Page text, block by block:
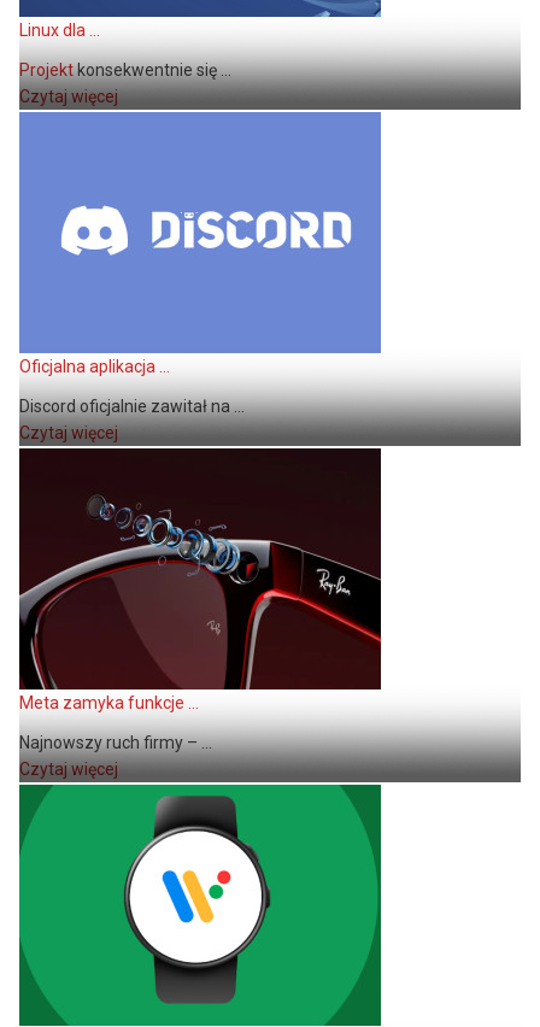
Linux dla ...
Projektkonsekwentnie się ...
Czytaj więcej
Oficjalna aplikacja ...
Discord oficjalnie zawitał na ...
Czytaj więcej
Meta zamyka funkcje ...
Najnowszy ruch firmy – ...
Czytaj więcej